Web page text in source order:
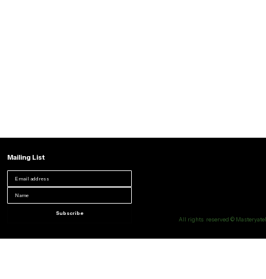
Mailing List
Subscribe
All rights reserved ©